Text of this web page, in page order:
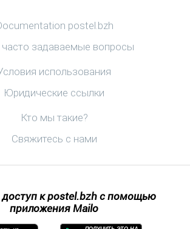
информации
postel.bzh
часто задаваемые вопросы
ссылки
использования
Юридические ссылки
Узнать postel.bzh
Кто мы такие?
Свяжитесь с нами
доступ к postel.bzh с помощью
приложения Mailo